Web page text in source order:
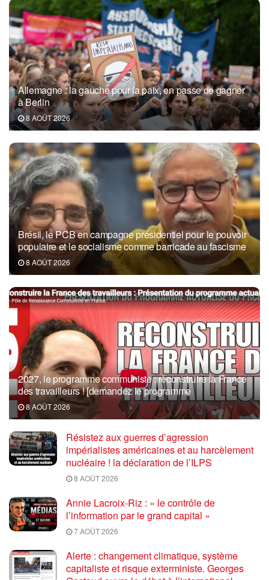
Allemagne : la gauche pour la paix, en passe de gagner
à Berlin
8 AOÛT 2026
Brésil, le PCB en campagne présidentiel pour le pouvoir
populaire et le socialisme comme barricade au fascisme
8 AOÛT 2026
2027, le programme communiste : reconstruire la France
des travailleurs ! [demandez le programme
8 AOÛT 2026
Résistez aux guerres d’agression
impérialistes américaines et au harcèlement
nucléaire ! la déclaration de l’ILPS
8 AOÛT 2026
Annie Lacroix-Riz : « le contrôle de
l’information par le grand capital »
7 AOÛT 2026
Alerte : changement climatique, système
capitaliste et risque exterministe. Georges